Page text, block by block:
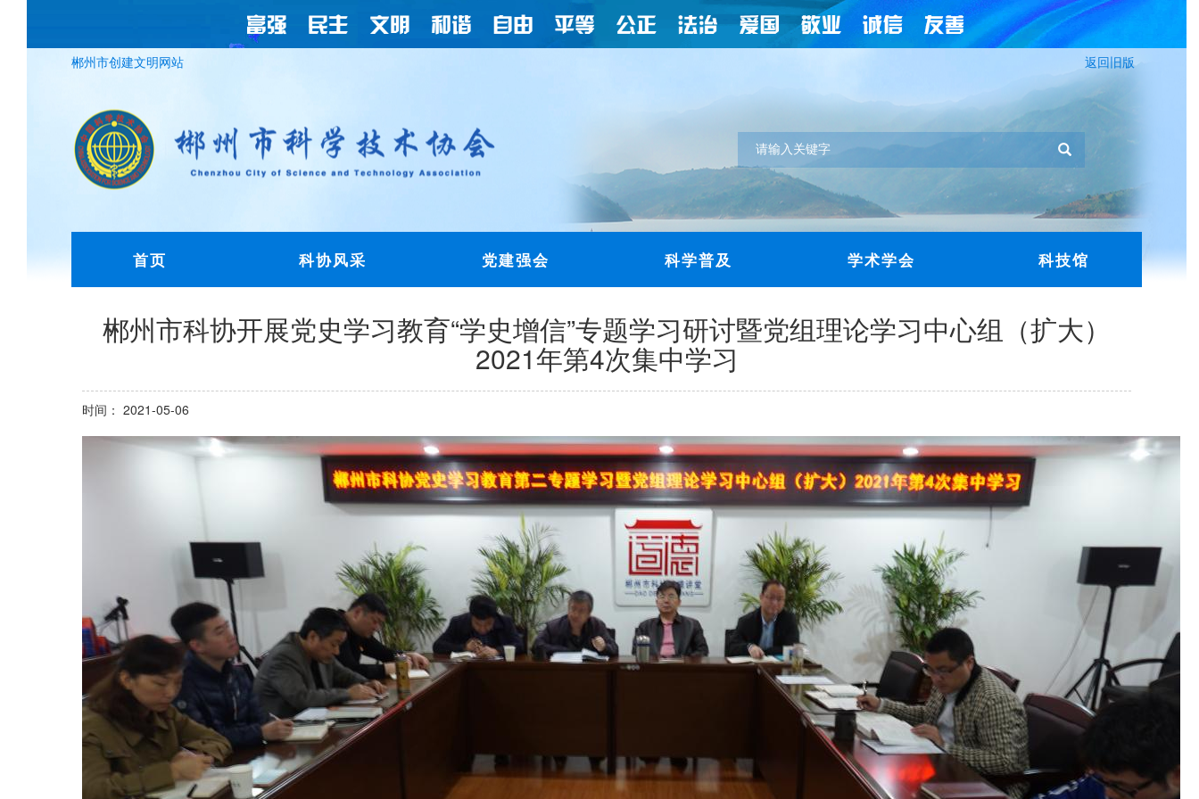
郴州市创建文明网站 返回旧版
首页 科协风采 党建强会 科学普及 学术学会 科技馆
郴州市科协开展党史学习教育“学史增信”专题学习研讨暨党组理论学习中心组（扩大）
2021年第4次集中学习
时间： 2021-05-06